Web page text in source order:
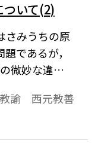
ついて(2)
さみうちの原
であるが，
微妙な違い
のでその辺
作成されてい
諭 西元教善